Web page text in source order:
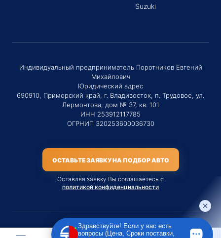
Suzuki
Индивидуальный предприниматель Поротников Евгений
Михайлович
Юридический адрес
690910, Приморский край, г. Владивосток, п. Трудовое, ул.
Лермонтова, дом № 37, кв. 101
ИНН 253912117785
ОГРНИП 320253600036730
ОСТАВЬТЕ ЗАЯВКУ НА ПОДБОР АВТО
Оставляя заявку Вы соглашаетесь с
политикой конфиденциальности
Материалы данного сайта являются публичной офертой
Здравствуйте! Если у вас есть
вопросы (Цена, Сроки поставки,